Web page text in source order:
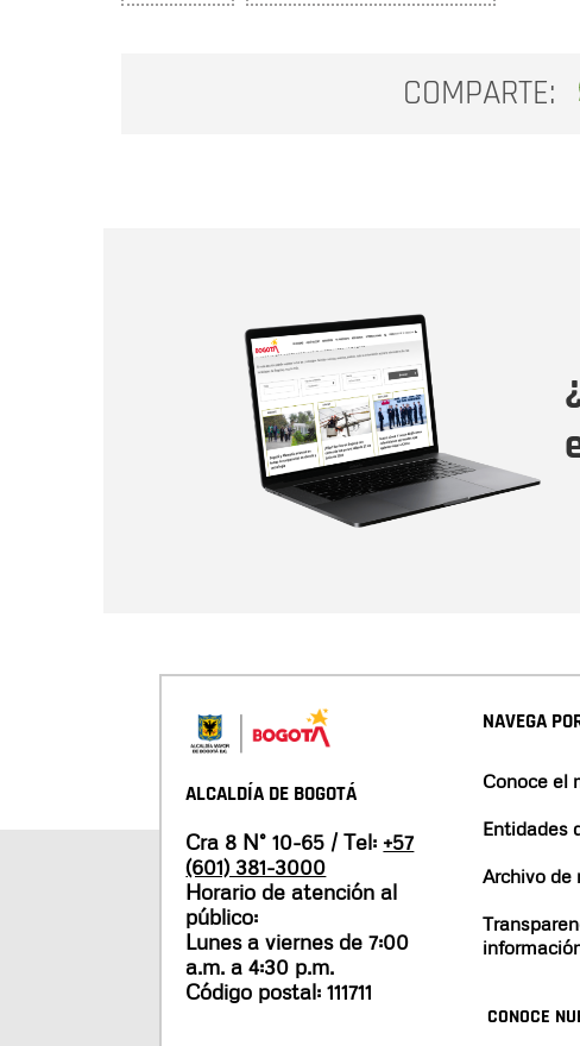
COMPARTE:
ALCALDÍA DE BOGOTÁ
Cra 8 N° 10-65 / Tel: +57
(601) 381-3000
Horario de atención al
público:
Lunes a viernes de 7:00
a.m. a 4:30 p.m.
Código postal: 111711
NAVEGA
Conoce el
Entidades
Archivo de
CONOCE